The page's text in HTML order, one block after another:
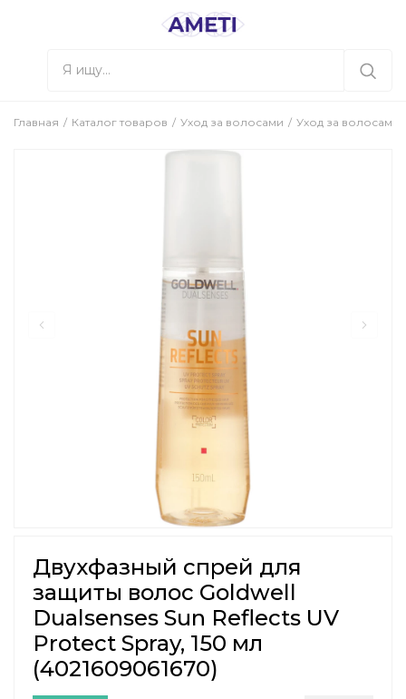
Главная Каталог товаров Уход за волосами Уход за волосами
Двухфазный спрей для
защиты волос Goldwell
Dualsenses Sun Reflects UV
Protect Spray, 150 мл
(4021609061670)